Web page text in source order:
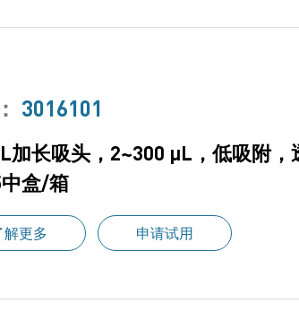
3016101
加长吸头，2~300 μL，低吸附
盒/箱
解更多 申请试用